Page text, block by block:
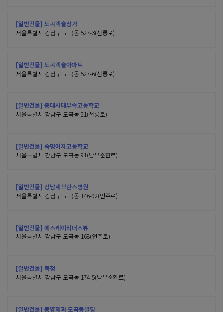
[일반건물] 도곡렉슬상가
서울특별시 강남구 도곡동 527-3(선릉로)
[일반건물] 도곡렉슬아파트
서울특별시 강남구 도곡동 527-6(선릉로)
[일반건물] 중대사대부속고등학교
서울특별시 강남구 도곡동 21(선릉로)
[일반건물] 숙명여자고등학교
서울특별시 강남구 도곡동 91(남부순환로)
[일반건물] 강남세브란스병원
서울특별시 강남구 도곡동 146-92(언주로)
[일반건물] 에스케이리더스뷰
서울특별시 강남구 도곡동 168(언주로)
[일반건물] 북청
서울특별시 강남구 도곡동 174-5(남부순환로)
[일반건물] 동양제과 도곡동빌딩